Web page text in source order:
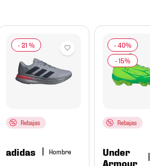
- 21 %
Rebajas
adidas Hombre
Rebajas
Under
Armour